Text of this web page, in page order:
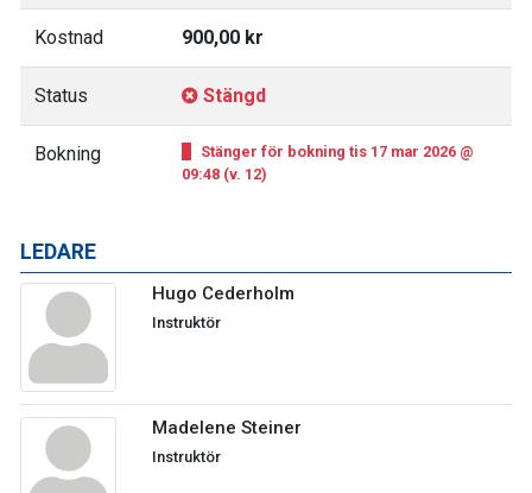
LEDARE
Hugo Cederholm
Instruktör
Madelene Steiner
Instruktör
Kostnad 900,00 kr
Status Stängd
Bokning
Stänger för bokning tis 17 mar 2026 @
09:48 (v. 12)